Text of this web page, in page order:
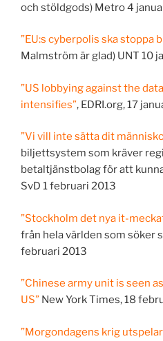
och stöldgods) Metro 4
”EU:s cyberpolis ska stoppa
Malmström är glad) UNT 10
”US lobbying against the
intensifies”, EDRI.org, 17
”Vi vill inte sätta dit
biljettsystem som kräver
betaltjänstbolag för att
SvD 1 februari 2013
”Stockholm det nya it-
från hela världen som söker
februari 2013
”Chinese army unit is seen
US” New York Times, 18
”Morgondagens krig